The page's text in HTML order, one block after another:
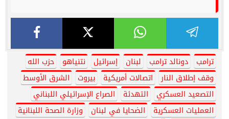
ترامب دونالد ترامب لبنان إسرائيل نتنياهو
حزب الله
وقف إطلاق النار
اتصالات أمريكية بيروت
الشرق الأوسط
التصعيد العسكري
التهدئة
الصراع الإسرائيلي اللبناني
العمليات العسكرية
الضحايا في لبنان
وزارة الصحة اللبنانية